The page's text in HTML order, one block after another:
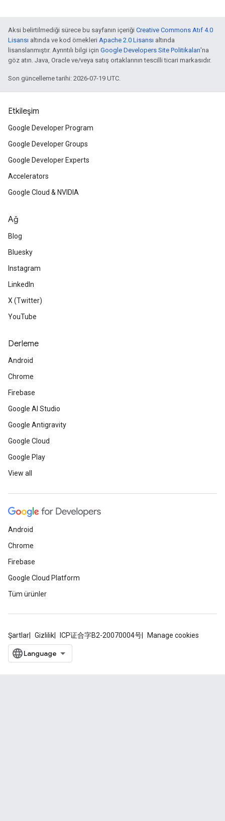
Aksi belirtilmediği sürece bu sayfanın içeriği Creative Commons Atıf 4.0
Lisansı altında ve kod örnekleri Apache 2.0 Lisansı altında
lisanslanmıştır. Ayrıntılı bilgi için Google Developers Site Politikaları'na
göz atın. Java, Oracle ve/veya satış ortaklarının tescilli ticari markasıdır.
Son güncelleme tarihi: 2026-07-19 UTC.
Etkileşim
Google Developer Program
Google Developer Groups
Google Developer Experts
Accelerators
Google Cloud & NVIDIA
Ağ
Blog
Bluesky
Instagram
LinkedIn
X (Twitter)
YouTube
Derleme
Android
Chrome
Firebase
Google AI Studio
Google Antigravity
Google Cloud
Google Play
View all
Android
Chrome
Firebase
Google Cloud Platform
Tüm ürünler
Şartlar Gizlilik ICP证合字B2-20070004号 Manage cookies